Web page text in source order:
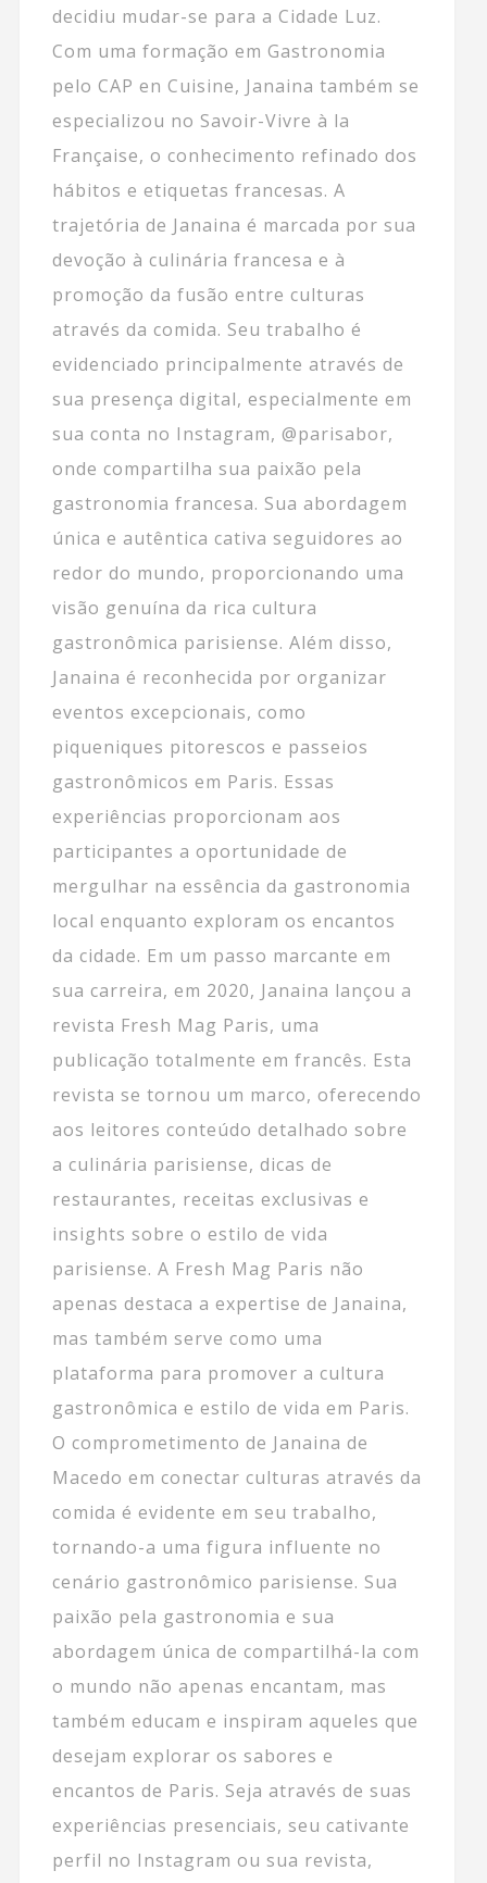
decidiu mudar-se para a Cidade Luz.
Com uma formação em Gastronomia
pelo CAP en Cuisine, Janaina também se
especializou no Savoir-Vivre à la
Française, o conhecimento refinado dos
hábitos e etiquetas francesas. A
trajetória de Janaina é marcada por sua
devoção à culinária francesa e à
promoção da fusão entre culturas
através da comida. Seu trabalho é
evidenciado principalmente através de
sua presença digital, especialmente em
sua conta no Instagram, @parisabor,
onde compartilha sua paixão pela
gastronomia francesa. Sua abordagem
única e autêntica cativa seguidores ao
redor do mundo, proporcionando uma
visão genuína da rica cultura
gastronômica parisiense. Além disso,
Janaina é reconhecida por organizar
eventos excepcionais, como
piqueniques pitorescos e passeios
gastronômicos em Paris. Essas
experiências proporcionam aos
participantes a oportunidade de
mergulhar na essência da gastronomia
local enquanto exploram os encantos
da cidade. Em um passo marcante em
sua carreira, em 2020, Janaina lançou a
revista Fresh Mag Paris, uma
publicação totalmente em francês. Esta
revista se tornou um marco, oferecendo
aos leitores conteúdo detalhado sobre
a culinária parisiense, dicas de
restaurantes, receitas exclusivas e
insights sobre o estilo de vida
parisiense. A Fresh Mag Paris não
apenas destaca a expertise de Janaina,
mas também serve como uma
plataforma para promover a cultura
gastronômica e estilo de vida em Paris.
O comprometimento de Janaina de
Macedo em conectar culturas através da
comida é evidente em seu trabalho,
tornando-a uma figura influente no
cenário gastronômico parisiense. Sua
paixão pela gastronomia e sua
abordagem única de compartilhá-la com
o mundo não apenas encantam, mas
também educam e inspiram aqueles que
desejam explorar os sabores e
encantos de Paris. Seja através de suas
experiências presenciais, seu cativante
perfil no Instagram ou sua revista,